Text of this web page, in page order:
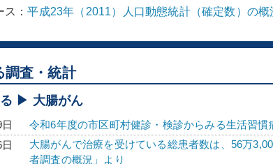
ス：平成23年（2011）人口動態統計（確定数）の概
調査・統計
▶ 大腸がん
令和6年度の市区町村健診・検診からみる生活習慣
大腸がんで治療を受けている総患者数は、56万
者調査の概況」より